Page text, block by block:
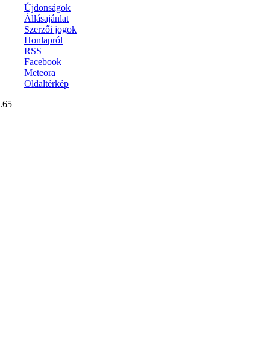
Újdonságok
Állásajánlat
Szerzői jogok
Honlapról
RSS
Facebook
Meteora
Oldaltérkép
.65